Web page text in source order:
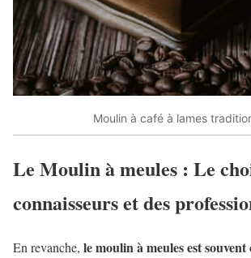
Moulin à café à lames
Le Moulin à meules : Le
connaisseurs et des
En revanche, le moulin à meules est